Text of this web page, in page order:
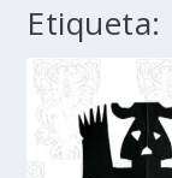
Etiqueta: